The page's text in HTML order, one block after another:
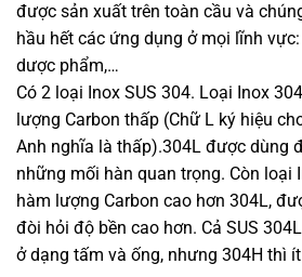
được sản xuất trên toàn cầu và
hầu hết các ứng dụng ở mọi lĩnh
dược phẩm,…
Có 2 loại Inox SUS 304. Loại Inox
lượng Carbon thấp (Chữ L ký hiệu
Anh nghĩa là thấp).304L được dùng
những mối hàn quan trọng. Còn loại
hàm lượng Carbon cao hơn 304L,
đòi hỏi độ bền cao hơn. Cả SUS
ở dạng tấm và ống, nhưng 304H thì